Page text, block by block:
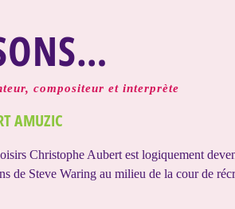
compositeur et interprète
AMUZIC
Christophe Aubert est logiquement
de Steve Waring au milieu de la cour de